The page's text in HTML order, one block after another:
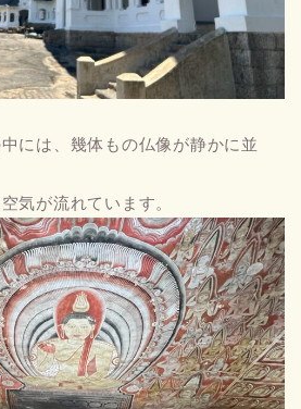
には、幾体もの仏像が静かに並
気が流れています。